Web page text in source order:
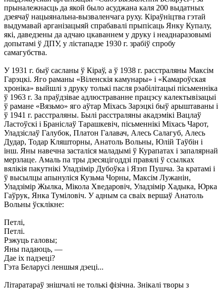
прыналежнасць да якой было асуджана каля 200 выдатных
дзеячаў нацыянальна-вызваленчага руху. Кіраўніцтва гэтай
выдумавай арганізацыяй спрабавалі прыпісаць Янку Купалу,
які, даведзены да адчаю цкаваннем у друку і неаднаразовымі
допытамі ў ДПУ, у лістападзе 1930 г. зрабіў спробу
самагубства.
У 1931 г. быў сасланы ў Кіраў, а ў 1938 г. расстраляны Максім
Гарэцкі. Яго раманы «Віленскія камунары» і «Камароўская
хроніка» выйшлі з друку толькі пасля рэабілітацыі пісьменніка
ў 1963 г. За праўдзівае адлюстраванне працэсу калектывізацыі
ў рамане «Вязьмо» яго аўтар Міхась Зарэцкі быў арыштаваны і
ў 1941 г. расстраляны. Былі расстраляны акадэмікі Вацлаў
Ластоўскі і Браніслаў Тарашкевіч, пісьменнікі Міхась Чарот,
Уладзіслаў Галубок, Платон Галавач, Алесь Салагуб, Алесь
Дудар, Тодар Кляшторны, Анатоль Вольны, Юлій Таўбін і
інш. Яны навечна засталіся маладымі ў Курапатах і запалярнай
мерзлаце. Амаль па тры дзесяцігоддзі правялі ў ссылках
вялікія пакутнікі Уладзімір Дубоўка і Язэп Пушча. За кратамі і
ў высылцы апынуліся Кузьма Чорны, Максім Лужанін,
Уладзімір Жылка, Мікола Хведаровіч, Уладзімір Хадыка, Юрка
Гаўрук, Янка Туміловіч. У адным са сваіх вершаў Анатоль
Вольны ўсклікне:
Петлі,
Петлі.
Рэжуць галовы;
Яны падаюць, —
Дае іх падэеці?
Гэта Беларусі леншыя дэеці...
Літаратараў знішчалі не толькі фізічна. Знікалі творы з